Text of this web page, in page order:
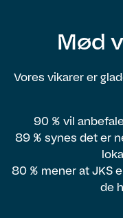
Mød
Vores vikarer er
90 % vil
89 % synes det er
80 % mener at JKS
de